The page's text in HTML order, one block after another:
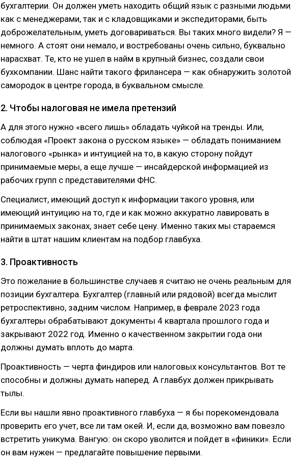
бухгалтерии. Он должен уметь находить общий язык с разными
как с менеджерами, так и с кладовщиками и экспедиторами, быть
доброжелательным, уметь договариваться. Вы таких много видели? Я —
немного. А стоят они немало, и востребованы очень сильно, буквально
нарасхват. Те, кто не ушел в найм в крупный бизнес, создали свои
бухкомпании. Шанс найти такого фрилансера — как обнаружить золотой
самородок в центре города, в буквальном смысле.
2. Чтобы налоговая не имела претензий
А для этого нужно «всего лишь» обладать чуйкой на тренды. Или,
соблюдая «Проект закона о русском языке» — обладать пониманием
налогового «рынка» и интуицией на то, в какую сторону пойдут
принимаемые меры, а еще лучше — инсайдерской информацией из
рабочих групп с представителями ФНС.
Специалист, имеющий доступ к информации такого уровня, или
имеющий интуицию на то, где и как можно аккуратно лавировать в
принимаемых законах, знает себе цену. Именно таких мы стараемся
найти в штат нашим клиентам на подбор главбуха.
3. Проактивность
Это пожелание в большинстве случаев я считаю не очень реальным для
позиции бухгалтера. Бухгалтер (главный или рядовой) всегда мыслит
ретроспективно, задним числом. Например, в феврале 2023 года
бухгалтеры обрабатывают документы 4 квартала прошлого года и
закрывают 2022 год. Именно о качественном закрытии года они
должны думать вплоть до марта.
Проактивность — черта финдиров или налоговых консультантов. Вот те
способны и должны думать наперед. А главбух должен прикрывать
тылы.
Если вы нашли явно проактивного главбуха — я бы порекомендовала
проверить его учет, все ли там окей. И, если да, возможно вам повезло
встретить уникума. Вангую: он скоро уволится и пойдет в «финики». Если
он вам нужен — предлагайте повышение первыми.